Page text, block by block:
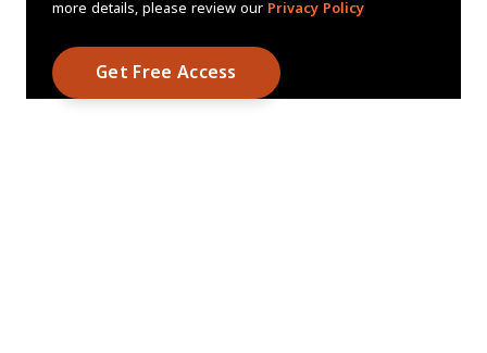
more details, please review our Privacy Policy